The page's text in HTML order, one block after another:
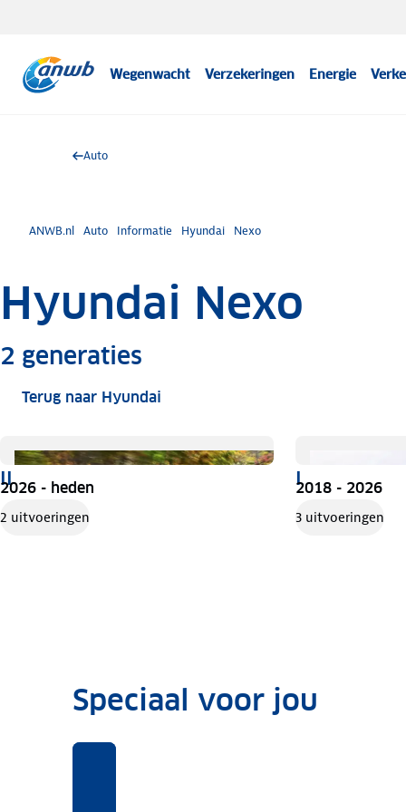
Wegenwacht Verzekeringen Energie
Auto
ANWB.nl Auto Informatie Hyundai Nexo
Hyundai Nexo
2 generaties
Terug naar Hyundai
II
2026 - heden
2 uitvoeringen
I
2018 - 2026
3 uitvoeringen
Speciaal voor jou